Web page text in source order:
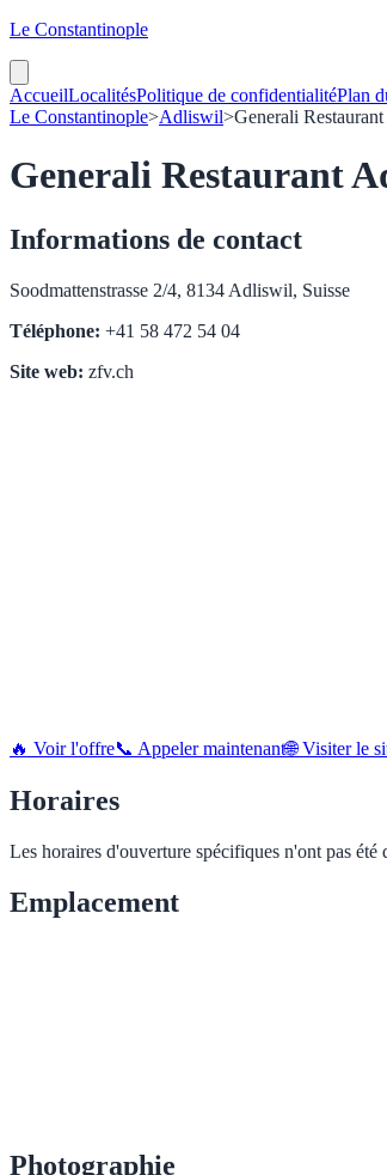
Le Constantinople
AccueilLocalitésPolitique de confidentialitéPlan
Le Constantinople>Adliswil>Generali
Generali Restaurant
Informations de contact
Soodmattenstrasse 2/4, 8134 Adliswil, Suisse
Téléphone: +41 58 472 54 04
Site web: zfv.ch
🔥 Voir l'offre📞 Appeler maintenant🌐 Visiter le
Horaires
Les horaires d'ouverture spécifiques n'ont pas été
Emplacement
Photographie